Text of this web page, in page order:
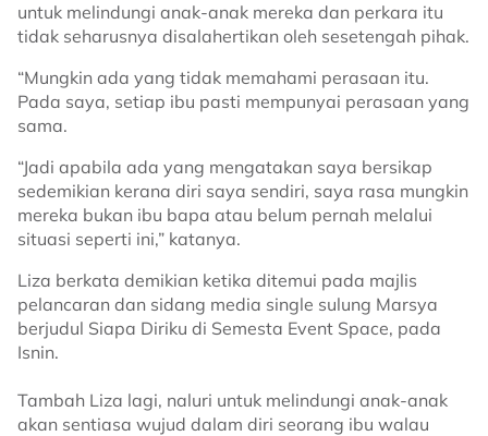
untuk melindungi anak-anak mereka dan perkara itu
tidak seharusnya disalahertikan oleh sesetengah pihak.
“Mungkin ada yang tidak memahami perasaan itu.
Pada saya, setiap ibu pasti mempunyai perasaan yang
sama.
“Jadi apabila ada yang mengatakan saya bersikap
sedemikian kerana diri saya sendiri, saya rasa mungkin
mereka bukan ibu bapa atau belum pernah melalui
situasi seperti ini,” katanya.
Liza berkata demikian ketika ditemui pada majlis
pelancaran dan sidang media single sulung Marsya
berjudul Siapa Diriku di Semesta Event Space, pada
Isnin.
Tambah Liza lagi, naluri untuk melindungi anak-anak
akan sentiasa wujud dalam diri seorang ibu walau